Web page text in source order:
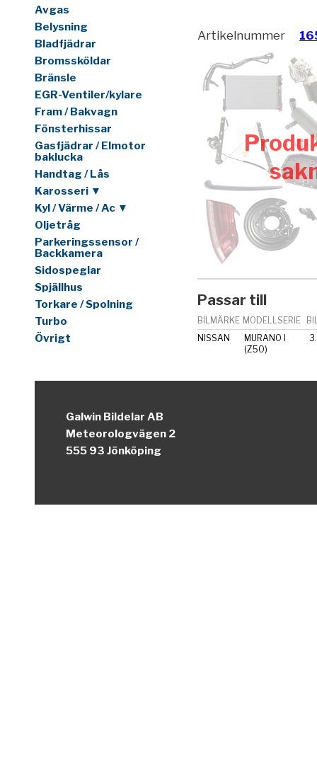
Avgas
Belysning
Bladfjädrar
Bromssköldar
Bränsle
EGR-Ventiler/kylare
Fram / Bakvagn
Fönsterhissar
Gasfjädrar / Elmotor
baklucka
Handtag / Lås
Karosseri ▼
Kyl / Värme / Ac ▼
Oljetråg
Parkeringssensor /
Backkamera
Sidospeglar
Spjällhus
Torkare / Spolning
Turbo
Övrigt
Artikelnummer
Passar till
BILMÄRKE MODELLSERIE
NISSAN
MURANO I
(Z50)
Galwin Bildelar AB
Meteorologvägen 2
555 93 Jönköping